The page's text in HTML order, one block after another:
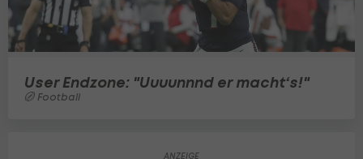
User Endzone: "Uuuunnnd er macht‘s!"
Football